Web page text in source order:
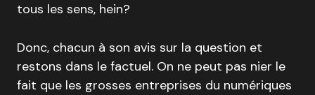
tous les sens, hein?
Donc, chacun à son avis sur la question et
restons dans le factuel. On ne peut pas nier le
fait que les grosses entreprises du numériques